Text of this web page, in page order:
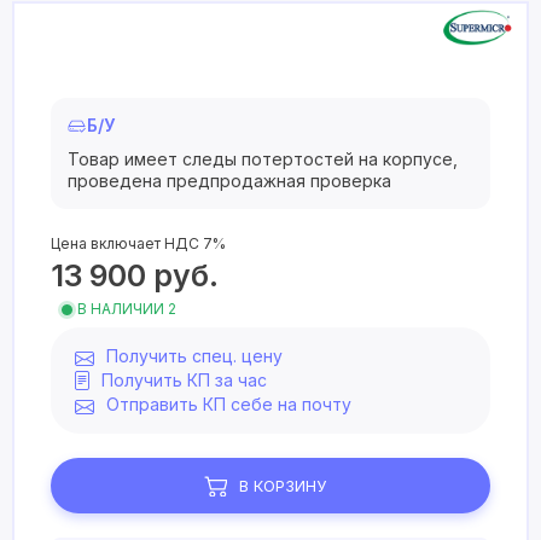
Б/У
Товар имеет следы потертостей на корпусе,
проведена предпродажная проверка
Цена включает НДС 7%
13 900 руб.
В НАЛИЧИИ 2
Получить спец. цену
Получить КП за час
Отправить КП себе на почту
В КОРЗИНУ